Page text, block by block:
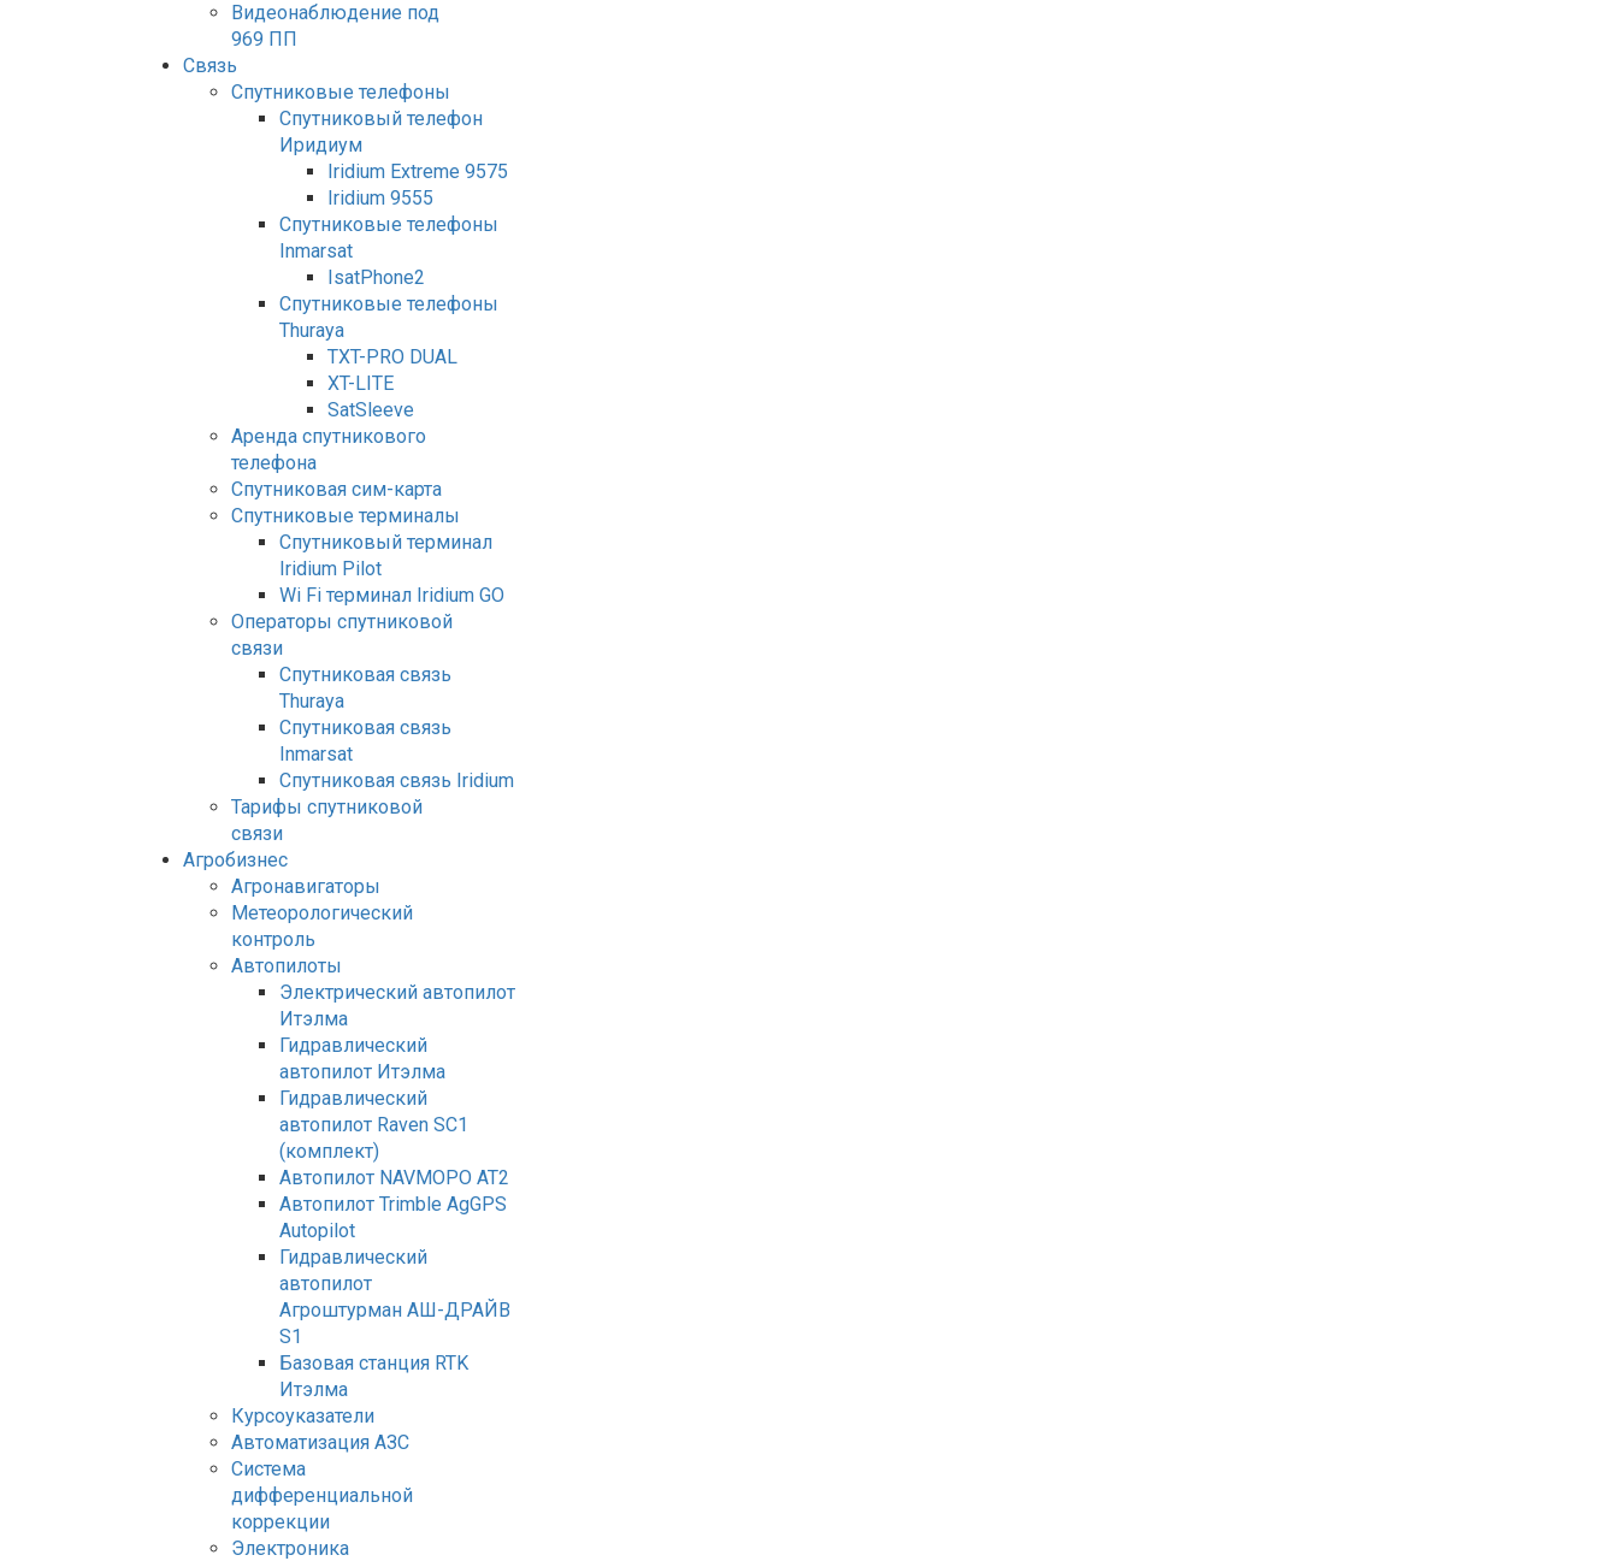
Видеонаблюдение под
969 ПП
Связь
Спутниковые телефоны
Спутниковый телефон
Иридиум
Iridium Extreme 9575
Iridium 9555
Спутниковые телефоны
Inmarsat
IsatPhone2
Спутниковые телефоны
Thuraya
TXT-PRO DUAL
XT-LITE
SatSleeve
Аренда спутникового
телефона
Спутниковая сим-карта
Спутниковые терминалы
Спутниковый терминал
Iridium Pilot
Wi Fi терминал Iridium GO
Операторы спутниковой
связи
Спутниковая связь
Thuraya
Спутниковая связь
Inmarsat
Спутниковая связь Iridium
Тарифы спутниковой
связи
Агробизнес
Агронавигаторы
Метеорологический
контроль
Автопилоты
Электрический автопилот
Итэлма
Гидравлический
автопилот Итэлма
Гидравлический
автопилот Raven SC1
(комплект)
Автопилот NAVMOPO AT2
Автопилот Trimble AgGPS
Autopilot
Гидравлический
автопилот
Агроштурман АШ-ДРАЙВ
S1
Базовая станция RTK
Итэлма
Курсоуказатели
Автоматизация АЗС
Система
дифференциальной
коррекции
Электроника